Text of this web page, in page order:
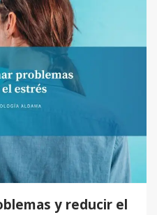
y reducir el